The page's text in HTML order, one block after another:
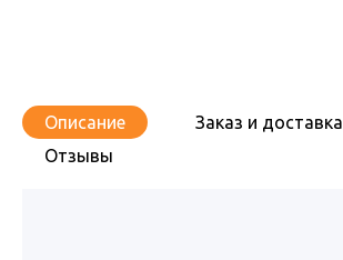
Описание
Заказ и доставка
Отзывы